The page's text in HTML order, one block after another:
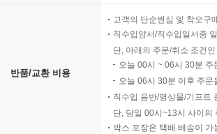
반품/교환 비용
고객의 단순변심 및 착오구
직수입양서/직수입일서중
단, 아래의 주문/취소 조건
오늘 00시 ~ 06시 30분
오늘 06시 30분 이후 주
직수입 음반/영상물/기프트
단, 당일 00시~13시 사이의
박스 포장은 택배 배송이